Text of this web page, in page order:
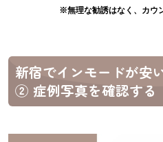
※無理な勧誘はなく、カウ
新宿でインモードが安
② 症例写真を確認する